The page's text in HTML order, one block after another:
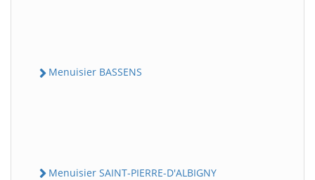
Menuisier BASSENS
Menuisier SAINT-PIERRE-D'ALBIGNY